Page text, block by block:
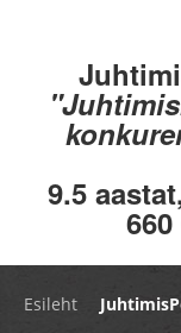
9.5
Esileht